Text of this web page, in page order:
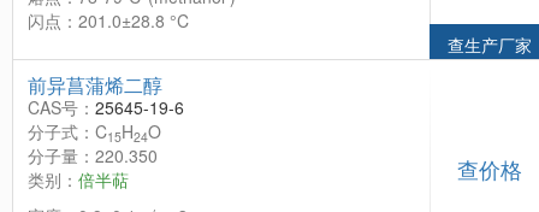
闪点：201.0±28.8 °C
查生产厂家
前异菖蒲烯二醇
CAS号： 25645-19-6
分子式：C15H24O
分子量：220.350
类别： 倍半萜
查价格